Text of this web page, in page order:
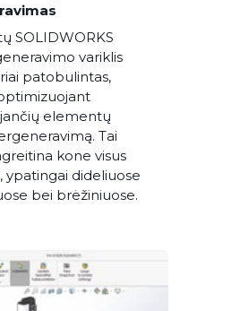
SOLIDWORKS
variklis
patobulintas,
elementų
Tai
kone visus
ypatingai dideliuose
bei brėžiniuose.